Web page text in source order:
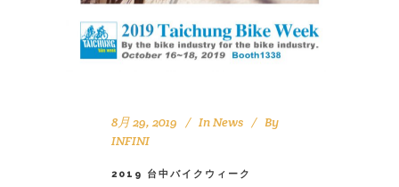
8月 29, 2019 InNews
By
INFINI
2019 台中バイクウィーク